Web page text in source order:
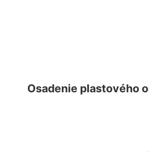
Osadenie plastového